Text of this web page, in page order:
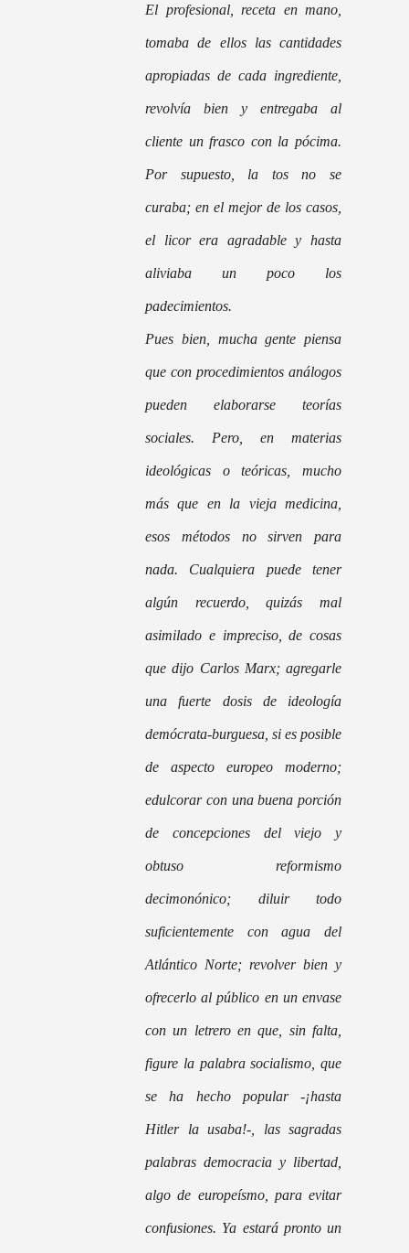
El profesional, receta en mano,
tomaba de ellos las cantidades
apropiadas de cada ingrediente,
revolvía bien y entregaba al
cliente un frasco con la pócima.
Por supuesto, la tos no se
curaba; en el mejor de los casos,
el licor era agradable y hasta
aliviaba un poco los
padecimientos.
Pues bien, mucha gente piensa
que con procedimientos análogos
pueden elaborarse teorías
sociales. Pero, en materias
ideológicas o teóricas, mucho
más que en la vieja medicina,
esos métodos no sirven para
nada. Cualquiera puede tener
algún recuerdo, quizás mal
asimilado e impreciso, de cosas
que dijo Carlos Marx; agregarle
una fuerte dosis de ideología
demócrata-burguesa, si es posible
de aspecto europeo moderno;
edulcorar con una buena porción
de concepciones del viejo y
obtuso reformismo
decimonónico; diluir todo
suficientemente con agua del
Atlántico Norte; revolver bien y
ofrecerlo al público en un envase
con un letrero en que, sin falta,
figure la palabra socialismo, que
se ha hecho popular -¡hasta
Hitler la usaba!-, las sagradas
palabras democracia y libertad,
algo de europeísmo, para evitar
confusiones. Ya estará pronto un